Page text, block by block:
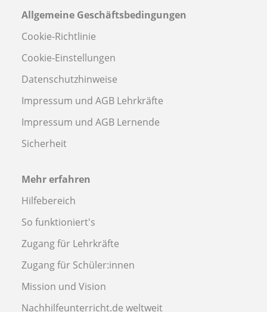
Allgemeine Geschäftsbedingungen
Cookie-Richtlinie
Cookie-Einstellungen
Datenschutzhinweise
Impressum und AGB Lehrkräfte
Impressum und AGB Lernende
Sicherheit
Mehr erfahren
Hilfebereich
So funktioniert's
Zugang für Lehrkräfte
Zugang für Schüler:innen
Mission und Vision
Nachhilfeunterricht.de weltweit